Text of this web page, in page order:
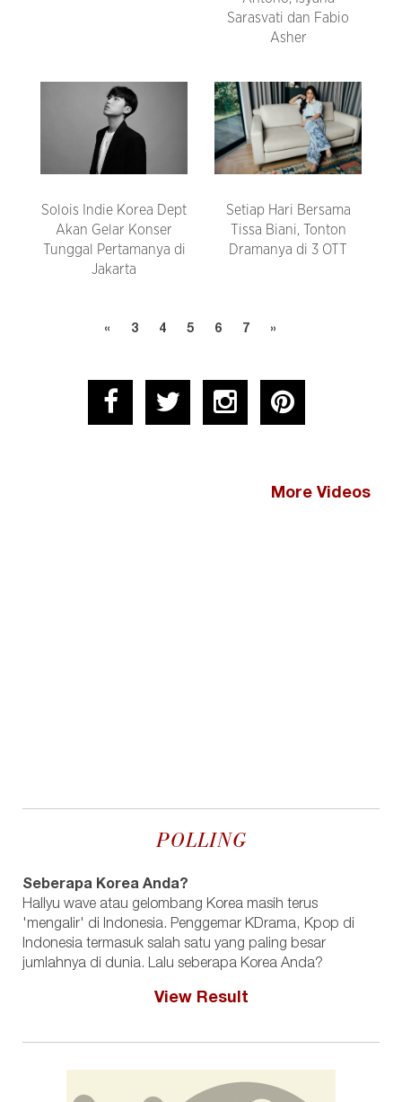
Sarasvati dan Fabio
Asher
Solois Indie Korea Dept
Akan Gelar Konser
Tunggal Pertamanya di
Jakarta
Setiap Hari Bersama
Tissa Biani, Tonton
Dramanya di 3 OTT
« 3 4 5 6 7 »
More Videos
POLLING
Seberapa Korea Anda?
Hallyu wave atau gelombang Korea masih terus
'mengalir' di Indonesia. Penggemar KDrama, Kpop di
Indonesia termasuk salah satu yang paling besar
jumlahnya di dunia. Lalu seberapa Korea Anda?
View Result